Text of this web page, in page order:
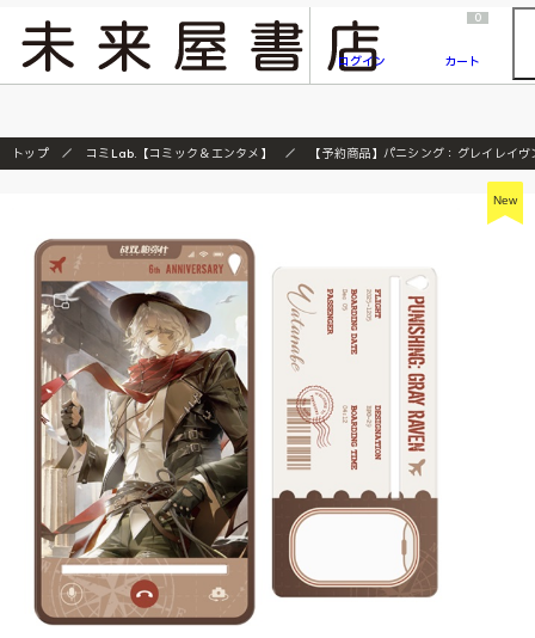
『ONE PIECE magazine 021 ONE PIECEカード付き同梱版』発売延期のご案内
ログイン
0
カート
トップ コミLab.【コミック＆エンタメ】 【予約商品】パニシング：グレイレイ
New